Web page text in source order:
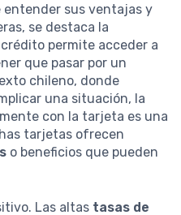
entender sus ventajas y
se destaca la
permite acceder a
que pasar por un
chileno, donde
una situación, la
con la tarjeta es una
tarjetas ofrecen
o beneficios que pueden
Las altas tasas de